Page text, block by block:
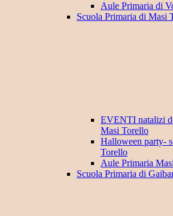
Aule Primaria di
Scuola Primaria di Masi
EVENTI natalizi
Masi Torello
Halloween party-
Torello
Aule Primaria
Scuola Primaria di